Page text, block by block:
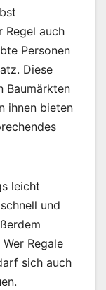
Regel auch
Personen
Diese
Baumärkten
ihnen bieten
leicht
und
Regale
sich auch